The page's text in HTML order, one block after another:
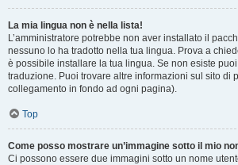
La mia lingua non è nella lista!
L’amministratore potrebbe non aver installato il
nessuno lo ha tradotto nella tua lingua. Prova a
è possibile installare la tua lingua. Se non esiste
traduzione. Puoi trovare altre informazioni sul sito di
collegamento in fondo ad ogni pagina).
Top
Come posso mostrare un’immagine sotto il mio
Ci possono essere due immagini sotto un nome